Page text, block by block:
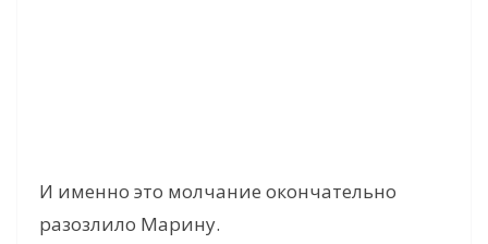
И именно это молчание окончательно
разозлило Марину.